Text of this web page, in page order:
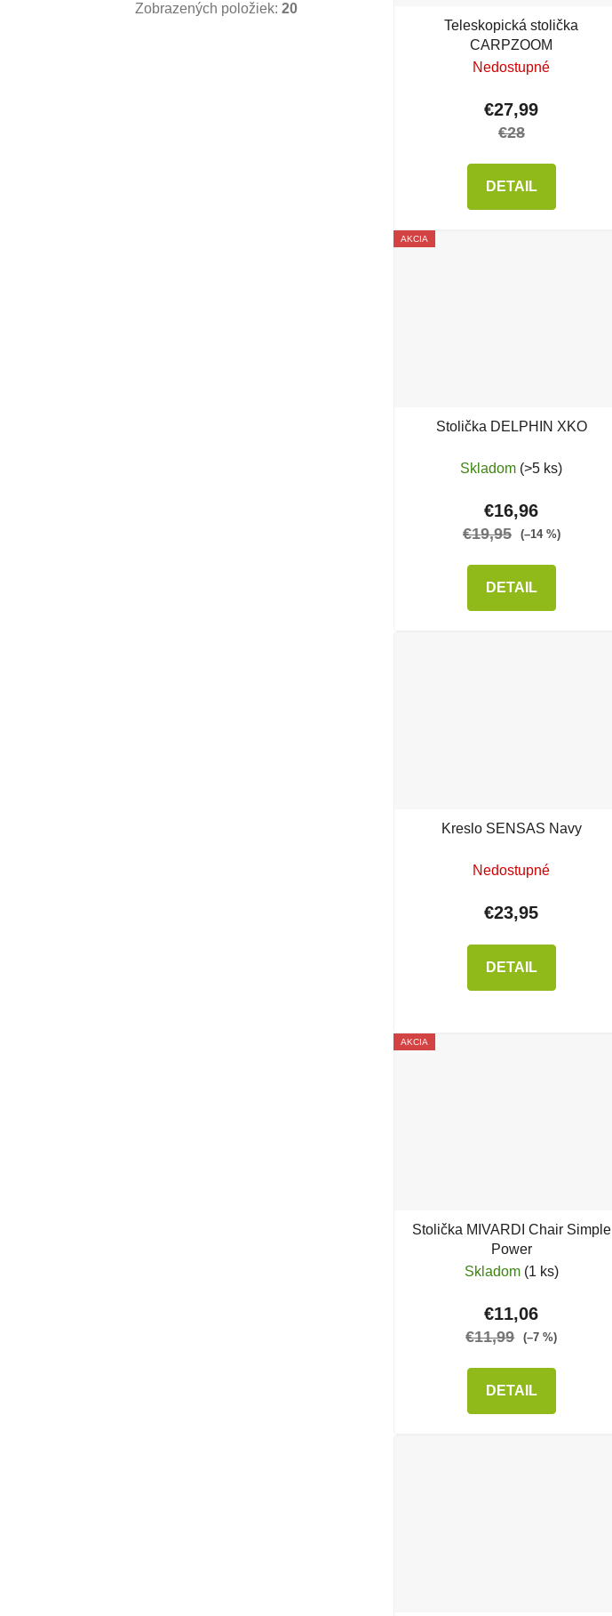
Zobrazených položiek: 20
Teleskopická stolička
CARPZOOM
Nedostupné
€27,99
€28
DETAIL
AKCIA
Stolička DELPHIN XKO
Skladom (>5 ks)
€16,96
€19,95 (–14 %)
DETAIL
Kreslo SENSAS Navy
Nedostupné
€23,95
DETAIL
AKCIA
Stolička MIVARDI Chair Simple
Power
Skladom (1 ks)
€11,06
€11,99 (–7 %)
DETAIL